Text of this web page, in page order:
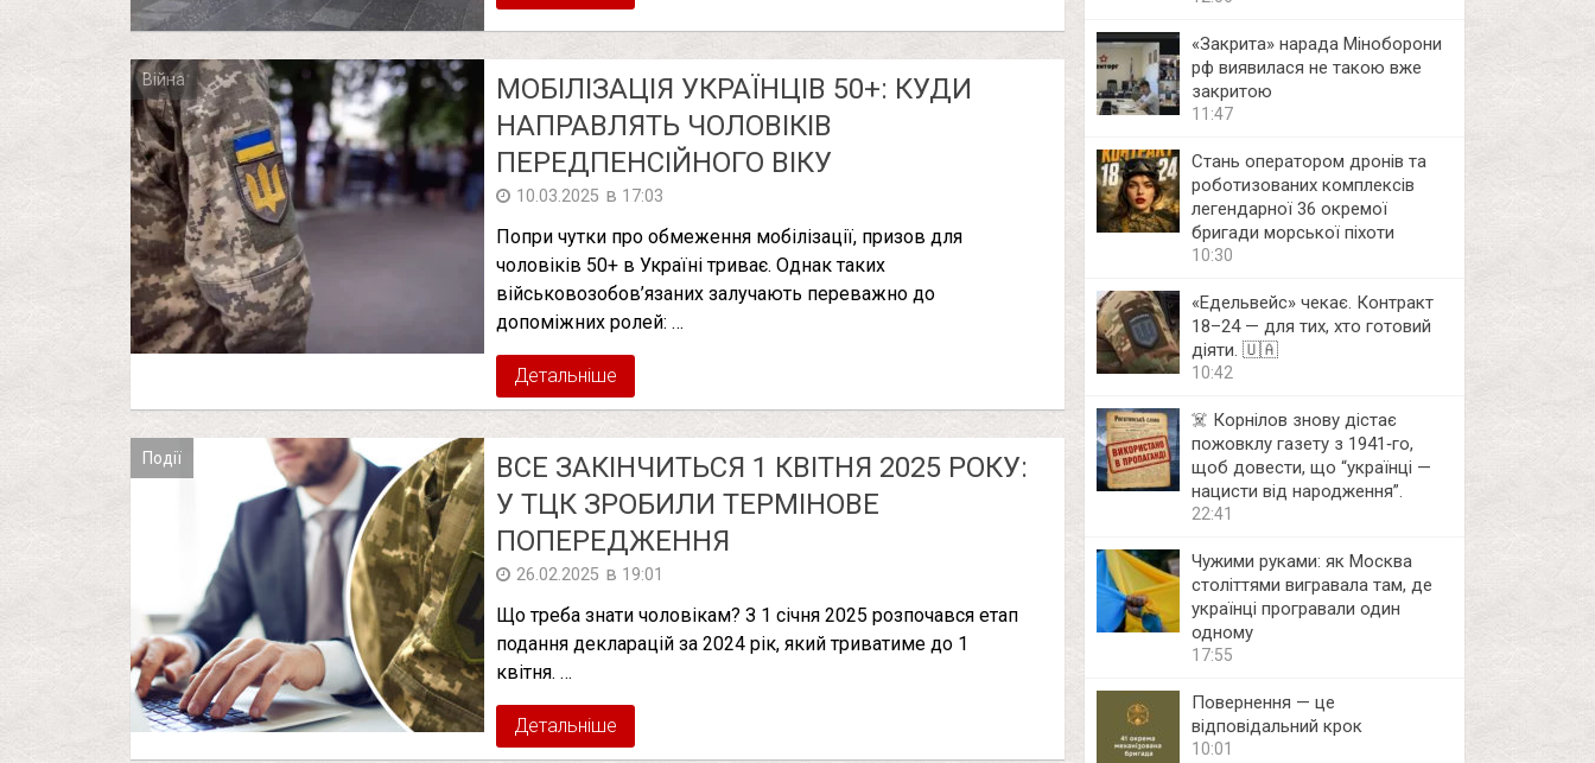
Війна
МОБІЛІЗАЦІЯ УКРАЇНЦІВ 50+: КУДИ
НАПРАВЛЯТЬ ЧОЛОВІКІВ
ПЕРЕДПЕНСІЙНОГО ВІКУ
10.03.2025 в 17:03
Попри чутки про обмеження мобілізації, призов для
чоловіків 50+ в Україні триває. Однак таких
військовозобов’язаних залучають переважно до
допоміжних ролей: …
Детальніше
Події
ВСЕ ЗАКІНЧИТЬСЯ 1 КВІТНЯ 2025 РОКУ:
У ТЦК ЗРОБИЛИ ТЕРМІНОВЕ
ПОПЕРЕДЖЕННЯ
26.02.2025 в 19:01
Що треба знати чоловікам? З 1 січня 2025 розпочався етап
подання декларацій за 2024 рік, який триватиме до 1
квітня. …
Детальніше
«Закрита» нарада Міноборони
рф виявилася не такою вже
закритою
11:47
Стань оператором дронів та
роботизованих комплексів
легендарної 36 окремої
бригади морської піхоти
10:30
«Едельвейс» чекає. Контракт
18–24 — для тих, хто готовий
діяти. 🇺🇦
10:42
☠️ Корнілов знову дістає
пожовклу газету з 1941‑го,
щоб довести, що “українці —
нацисти від народження”.
22:41
Чужими руками: як Москва
століттями вигравала там, де
українці програвали один
одному
17:55
Повернення — це
відповідальний крок
10:01